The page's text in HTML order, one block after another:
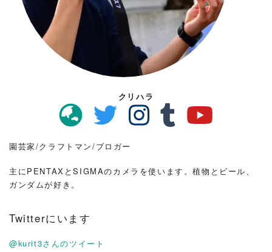
クリハラ
園芸家/クラフトマン/ブロガー
主にPENTAXとSIGMAのカメラを使います。植物とビール、
ガンダムが好き。
Twitterにいます
@kurit3さんのツイート